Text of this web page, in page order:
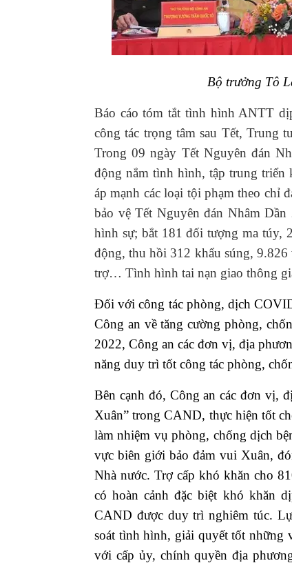
Bộ trưởng Tô
Báo cáo tóm tắt tình hình ANTT
công tác trọng tâm sau Tết, Trung
Trong 09 ngày Tết Nguyên đán
động nắm tình hình, tập trung triển
áp mạnh các loại tội phạm theo chỉ
bảo vệ Tết Nguyên đán Nhâm
hình sự; bắt 181 đối tượng ma túy,
động, thu hồi 312 khẩu súng,
trợ… Tình hình tai nạn giao thông
Đối với công tác phòng, dịch
Công an về tăng cường phòng,
2022, Công an các đơn vị, địa
năng duy trì tốt công tác phòng,
Bên cạnh đó, Công an các đơn vị,
Xuân” trong CAND, thực hiện tốt
làm nhiệm vụ phòng, chống dịch
vực biên giới bảo đảm vui Xuân,
Nhà nước. Trợ cấp khó khăn cho
có hoàn cảnh đặc biệt khó khăn
CAND được duy trì nghiêm túc.
soát tình hình, giải quyết tốt những
với cấp ủy, chính quyền địa